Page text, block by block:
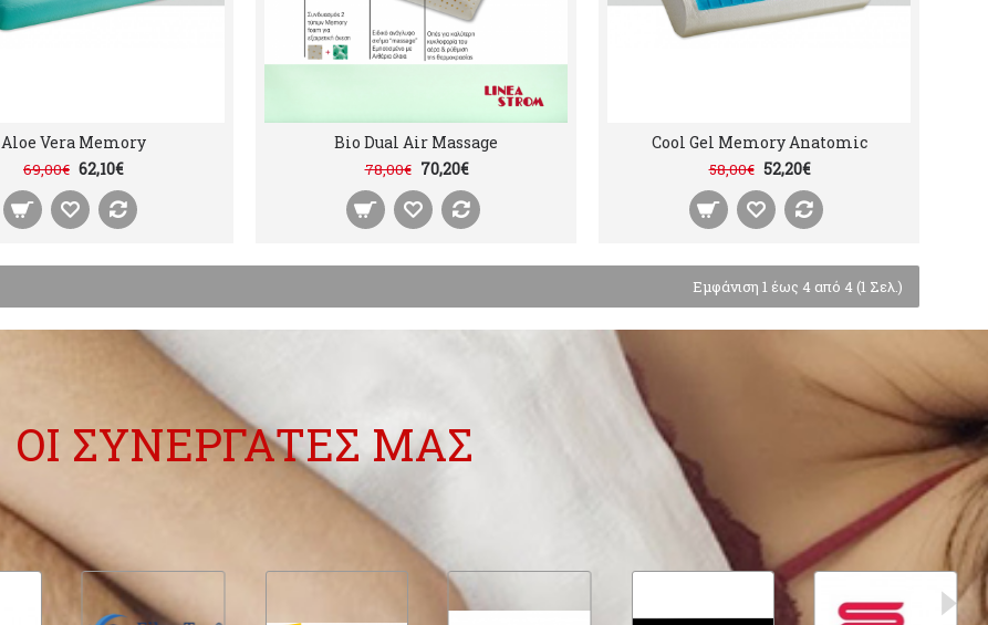
Aloe Vera Memory
69,00€ 62,10€
Bio Dual Air Massage
78,00€ 70,20€
Cool Gel Memory Anatomic
58,00€ 52,20€
Εμφάνιση 1 έως 4 από 4 (1 Σελ.)
ΟΙ ΣΥΝΕΡΓΑΤΕΣ ΜΑΣ